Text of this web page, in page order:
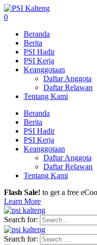
0
Beranda
Berita
PSI Hadir
PSI Kerja
Keanggotaan
Daftar Anggota
Daftar Relawan
Tentang Kami
Beranda
Berita
PSI Hadir
PSI Kerja
Keanggotaan
Daftar Anggota
Daftar Relawan
Tentang Kami
Flash Sale! to get a free
Learn More
Search for:
Search for: